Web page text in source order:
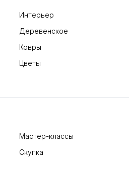
Интерьер
Деревенское
Ковры
Цветы
Мастер-классы
Скупка